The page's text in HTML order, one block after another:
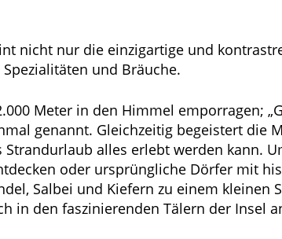
nicht nur die einzigartige und
und Bräuche.
Meter in den Himmel emporragen;
genannt. Gleichzeitig begeistert die
alles erlebt werden kann.
oder ursprüngliche Dörfer mit
Salbei und Kiefern zu einem kleinen
in den faszinierenden Tälern der Insel